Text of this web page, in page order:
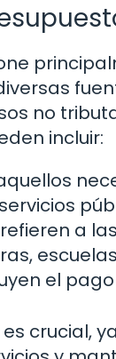
no
incluir:
a
el
crucial,